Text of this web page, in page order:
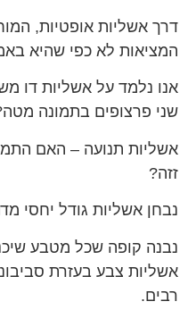
דרך אשליות אופטיות,
המציאות לא כפי שהיא
אנו נלמד על אשליות דו
שני פרצופים בתמונה
אשליות תנועה – האם
זזה?
נבחן אשליות גודל יחסי
נבנה קופה שכל מטבע
אשליות צבע בעזרת
רבים.